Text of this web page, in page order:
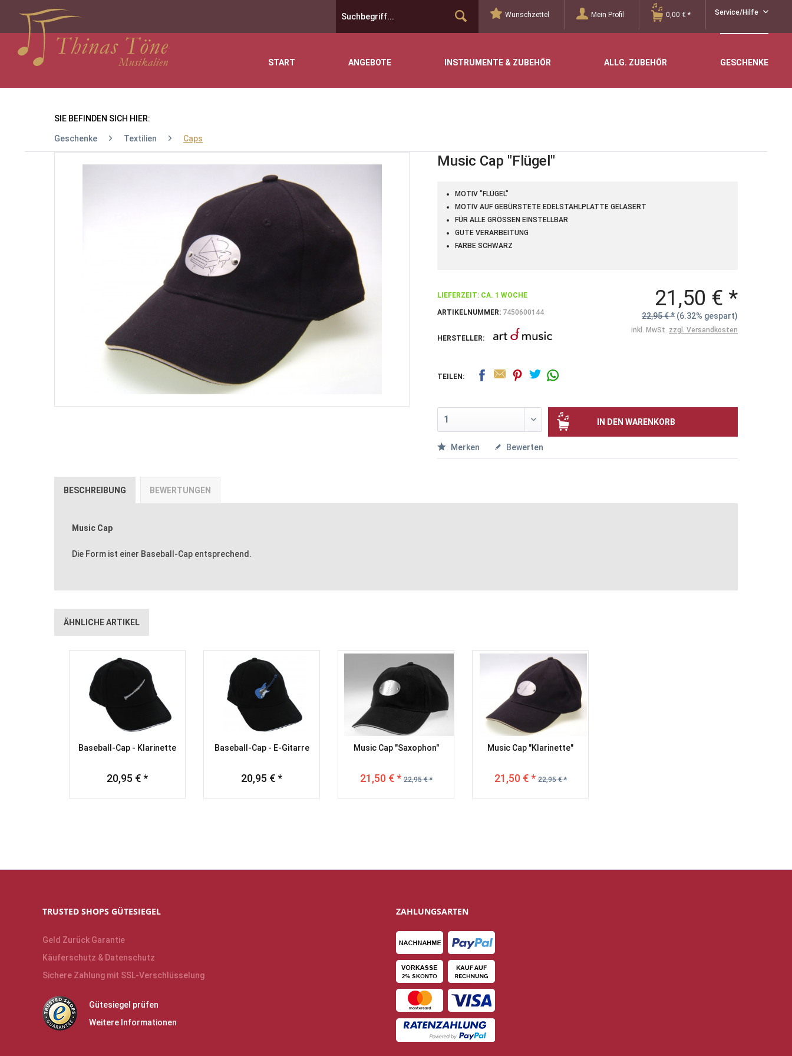
Service/Hilfe
Wunschzettel Mein Profil 0,00 € *
START ANGEBOTE INSTRUMENTE & ZUBEHÖR ALLG. ZUBEHÖR GESCHENKE
SIE BEFINDEN SICH HIER:
Geschenke Textilien Caps
Music Cap "Flügel"
MOTIV "FLÜGEL"
MOTIV AUF GEBÜRSTETE EDELSTAHLPLATTE GELASERT
FÜR ALLE GRÖSSEN EINSTELLBAR
GUTE VERARBEITUNG
FARBE SCHWARZ
LIEFERZEIT: CA. 1 WOCHE
ARTIKELNUMMER: 7450600144
HERSTELLER:
21,50 € *
22,95 € * (6.32% gespart)
inkl. MwSt. zzgl. Versandkosten
TEILEN:
IN DEN WARENKORB
Merken Bewerten
BESCHREIBUNG BEWERTUNGEN
Music Cap
Die Form ist einer Baseball-Cap entsprechend.
ÄHNLICHE ARTIKEL
Baseball-Cap - Klarinette
20,95 € *
Baseball-Cap - E-Gitarre
20,95 € *
Music Cap "Saxophon"
21,50 € * 22,95 € *
Music Cap "Klarinette"
21,50 € * 22,95 € *
TRUSTED SHOPS GÜTESIEGEL
Geld Zurück Garantie
Käuferschutz & Datenschutz
Sichere Zahlung mit SSL-Verschlüsselung
Gütesiegel prüfen
Weitere Informationen
ZAHLUNGSARTEN